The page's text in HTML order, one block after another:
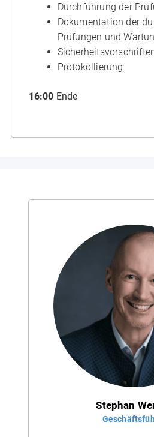
Durchführung der
Dokumentation der
Prüfungen und
Protokollierung
16:00 Ende
Stephan